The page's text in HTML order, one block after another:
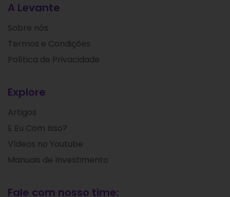
A Levante
Sobre nós
Termos e Condições
Política de Privacidade
Explore
Artigos
E Eu Com Isso?
Vídeos no Youtube
Manuais de Investimento
Fale com nosso time: